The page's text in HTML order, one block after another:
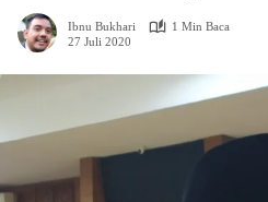
Ibnu Bukhari
1 Min Baca
27 Juli 2020